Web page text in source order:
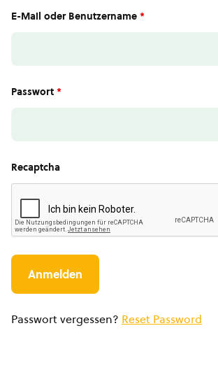
E-Mail oder Benutzername *
Passwort *
Recaptcha
Passwort vergessen? Reset Password